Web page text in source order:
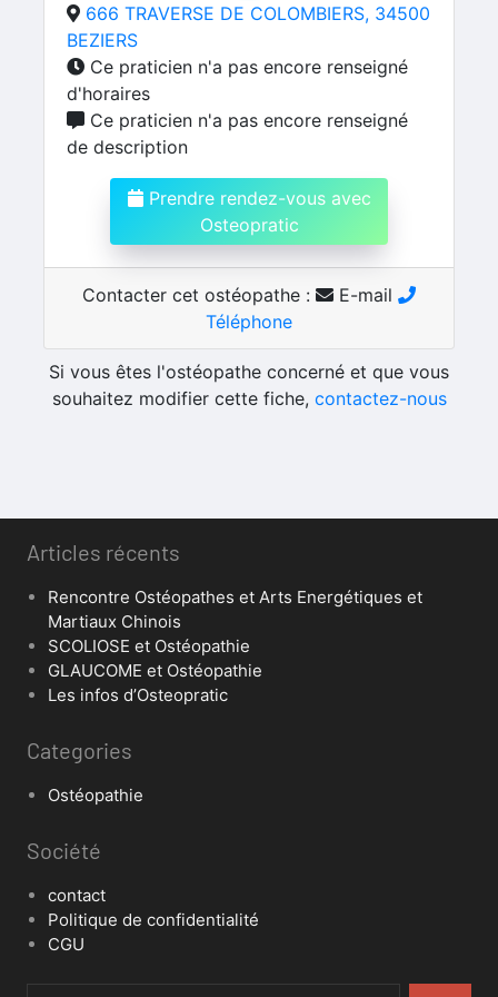
666 TRAVERSE DE COLOMBIERS, 34500
BEZIERS
Ce praticien n'a pas encore renseigné
d'horaires
Ce praticien n'a pas encore renseigné
de description
Prendre rendez-vous avec
Osteopratic
Contacter cet ostéopathe :
E-mail
Téléphone
Si vous êtes l'ostéopathe concerné et que vous
souhaitez modifier cette fiche, contactez-nous
Articles récents
Rencontre Ostéopathes et Arts Energétiques et
Martiaux Chinois
SCOLIOSE et Ostéopathie
GLAUCOME et Ostéopathie
Les infos d’Osteopratic
Categories
Ostéopathie
Société
contact
Politique de confidentialité
CGU